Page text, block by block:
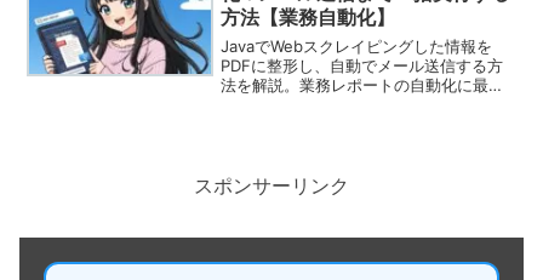
方法【業務自動化】
JavaでWebスクレイピングした情報を
PDFに整形し、自動でメール送信する方
法を解説。業務レポートの自動化に最適
スポンサーリンク